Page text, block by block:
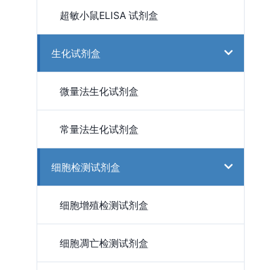
超敏小鼠ELISA 试剂盒
生化试剂盒
微量法生化试剂盒
常量法生化试剂盒
细胞检测试剂盒
细胞增殖检测试剂盒
细胞凋亡检测试剂盒